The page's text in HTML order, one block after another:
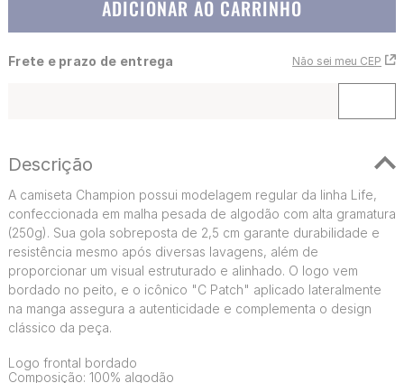
ADICIONAR AO CARRINHO
Frete e prazo de entrega Não sei meu CEP
Descrição
A camiseta Champion possui modelagem regular da linha Life,
confeccionada em malha pesada de algodão com alta gramatura
(250g). Sua gola sobreposta de 2,5 cm garante durabilidade e
resistência mesmo após diversas lavagens, além de
proporcionar um visual estruturado e alinhado. O logo vem
bordado no peito, e o icônico "C Patch" aplicado lateralmente
na manga assegura a autenticidade e complementa o design
clássico da peça.
Logo frontal bordado
Composição: 100% algodão